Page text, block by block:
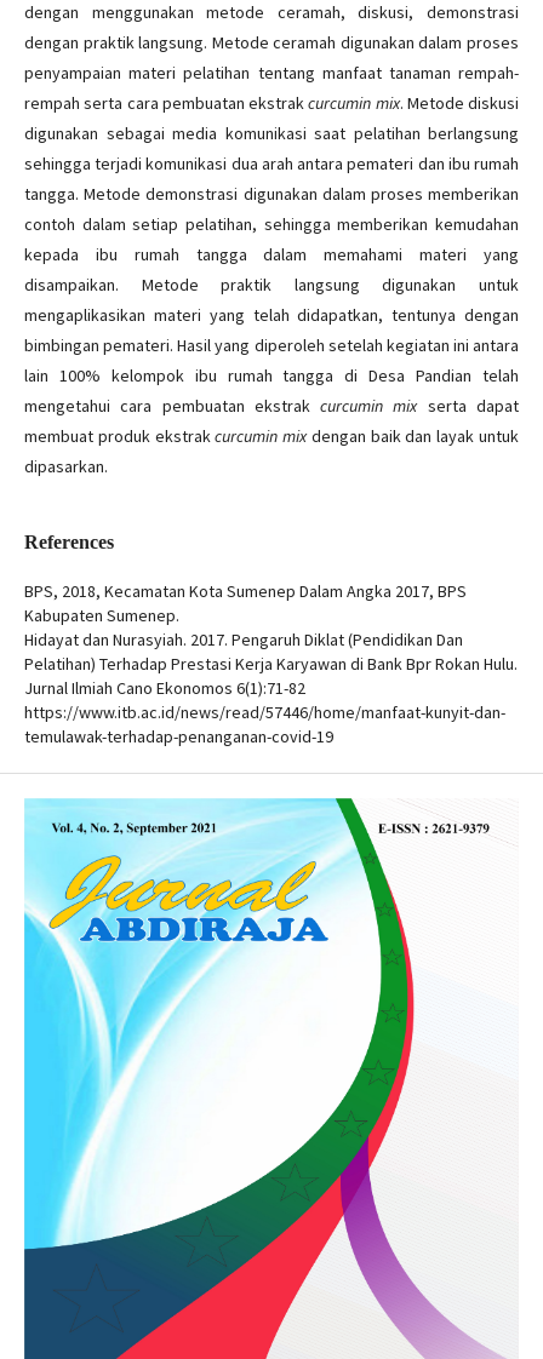
dengan menggunakan metode ceramah, diskusi, demonstrasi
dengan praktik langsung. Metode ceramah digunakan dalam proses
penyampaian materi pelatihan tentang manfaat tanaman rempah-
rempah serta cara pembuatan ekstrakcurcumin mix. Metode diskusi
digunakan sebagai media komunikasi saat pelatihan berlangsung
sehingga terjadi komunikasi dua arah antara pemateri dan ibu rumah
tangga. Metode demonstrasi digunakan dalam proses memberikan
contoh dalam setiap pelatihan, sehingga memberikan kemudahan
kepada ibu rumah tangga dalam memahami materi yang
disampaikan. Metode praktik langsung digunakan untuk
mengaplikasikan materi yang telah didapatkan, tentunya dengan
bimbingan pemateri. Hasil yang diperoleh setelah kegiatan ini antara
lain 100% kelompok ibu rumah tangga di Desa Pandian telah
mengetahui cara pembuatan ekstrakcurcumin mixserta dapat
membuat produk ekstrakcurcumin mixdengan baik dan layak untuk
dipasarkan.
References
BPS, 2018, Kecamatan Kota Sumenep Dalam Angka 2017, BPS
Kabupaten Sumenep.
Hidayat dan Nurasyiah. 2017. Pengaruh Diklat (Pendidikan Dan
Pelatihan) Terhadap Prestasi Kerja Karyawan di Bank Bpr Rokan Hulu.
Jurnal Ilmiah Cano Ekonomos 6(1):71-82
https://www.itb.ac.id/news/read/57446/home/manfaat-kunyit-dan-
temulawak-terhadap-penanganan-covid-19